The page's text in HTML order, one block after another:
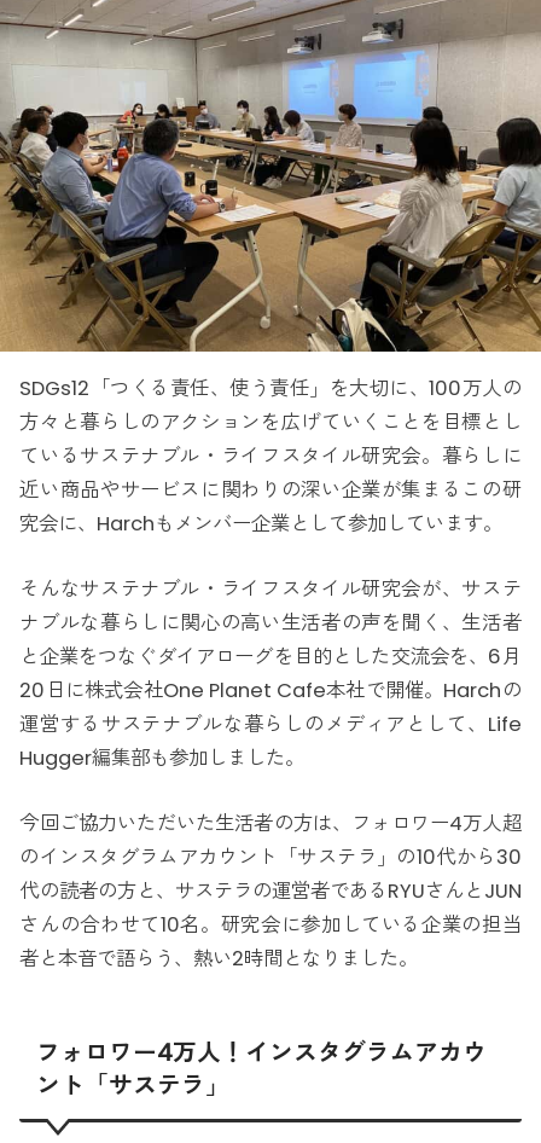
SDGs12「つくる責任、使う責任」を大切に、100万人の
方々と暮らしのアクションを広げていくことを目標とし
ているサステナブル・ライフスタイル研究会。暮らしに
近い商品やサービスに関わりの深い企業が集まるこの研
究会に、Harchもメンバー企業として参加しています。
そんなサステナブル・ライフスタイル研究会が、サステ
ナブルな暮らしに関心の高い生活者の声を聞く、生活者
と企業をつなぐダイアローグを目的とした交流会を、6月
20日に株式会社One Planet Cafe本社で開催。Harchの
運営するサステナブルな暮らしのメディアとして、Life
Hugger編集部も参加しました。
今回ご協力いただいた生活者の方は、フォロワー4万人超
のインスタグラムアカウント「サステラ」の10代から30
代の読者の方と、サステラの運営者であるRYUさんとJUN
さんの合わせて10名。研究会に参加している企業の担当
者と本音で語らう、熱い2時間となりました。
フォロワー4万人！インスタグラムアカウ
ント「サステラ」